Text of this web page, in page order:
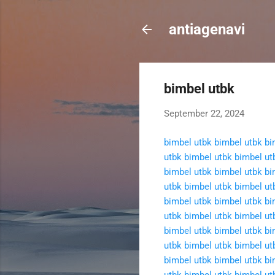
antiagenavi
bimbel utbk
September 22, 2024
bimbel utbk bimbel utbk
utbk bimbel utbk bimbel
bimbel utbk bimbel utbk
utbk bimbel utbk bimbel
bimbel utbk bimbel utbk
utbk bimbel utbk bimbel
bimbel utbk bimbel utbk
utbk bimbel utbk bimbel
bimbel utbk bimbel utbk